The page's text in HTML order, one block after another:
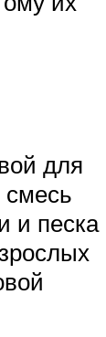
для
смесь
и песка